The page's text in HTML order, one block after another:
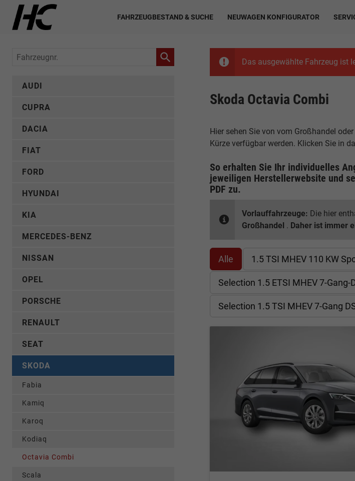
FAHRZEUGBESTAND & SUCHE NEUWAGEN KONFIGURATOR
Das ausgewählte Fahrzeug ist
Skoda Octavia Combi
Hier sehen Sie von vom Großhandel
Kürze verfügbar werden. Klicken Sie in
So erhalten Sie Ihr individuelles
jeweiligen Herstellerwebsite und
PDF zu.
Vorlauffahrzeuge: Die hier
Großhandel . Daher ist immer
Alle 1.5 TSI MHEV 110 KW
Selection 1.5 ETSI MHEV 7-Gang-
Selection 1.5 TSI MHEV 7-Gang
Fahrzeugnr.
AUDI
CUPRA
DACIA
FIAT
FORD
HYUNDAI
KIA
MERCEDES-BENZ
NISSAN
OPEL
PORSCHE
RENAULT
SEAT
SKODA
Fabia
Kamiq
Karoq
Kodiaq
Octavia Combi
Scala